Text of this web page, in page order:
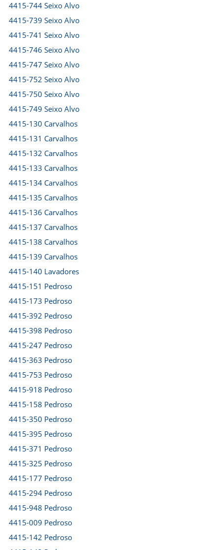
4415-744 Seixo Alvo
4415-739 Seixo Alvo
4415-741 Seixo Alvo
4415-746 Seixo Alvo
4415-747 Seixo Alvo
4415-752 Seixo Alvo
4415-750 Seixo Alvo
4415-749 Seixo Alvo
4415-130 Carvalhos
4415-131 Carvalhos
4415-132 Carvalhos
4415-133 Carvalhos
4415-134 Carvalhos
4415-135 Carvalhos
4415-136 Carvalhos
4415-137 Carvalhos
4415-138 Carvalhos
4415-139 Carvalhos
4415-140 Lavadores
4415-151 Pedroso
4415-173 Pedroso
4415-392 Pedroso
4415-398 Pedroso
4415-247 Pedroso
4415-363 Pedroso
4415-753 Pedroso
4415-918 Pedroso
4415-158 Pedroso
4415-350 Pedroso
4415-395 Pedroso
4415-371 Pedroso
4415-325 Pedroso
4415-177 Pedroso
4415-294 Pedroso
4415-948 Pedroso
4415-009 Pedroso
4415-142 Pedroso